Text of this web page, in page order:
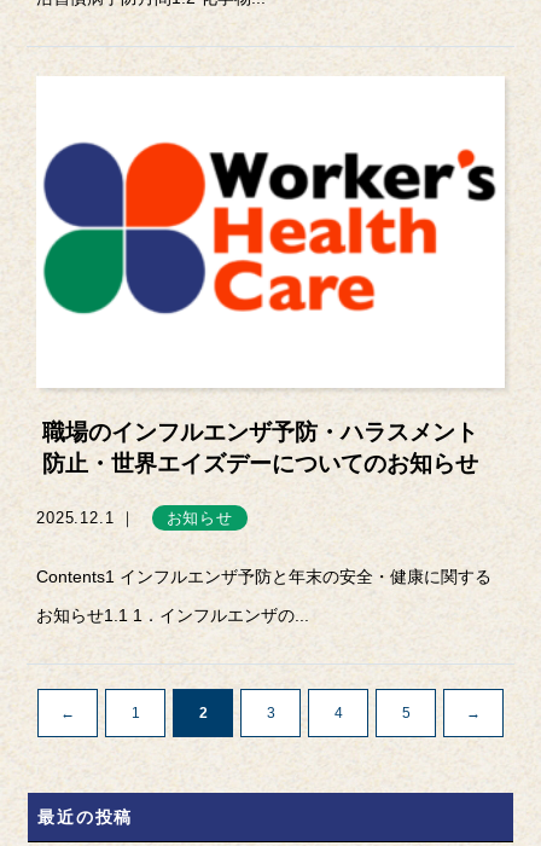
職場のインフルエンザ予防・ハラスメント
防止・世界エイズデーについてのお知らせ
2025.12.1 ｜ お知らせ
Contents1 インフルエンザ予防と年末の安全・健康に関する
お知らせ1.1 1．インフルエンザの...
← 1 2 3 4 5 →
最近の投稿